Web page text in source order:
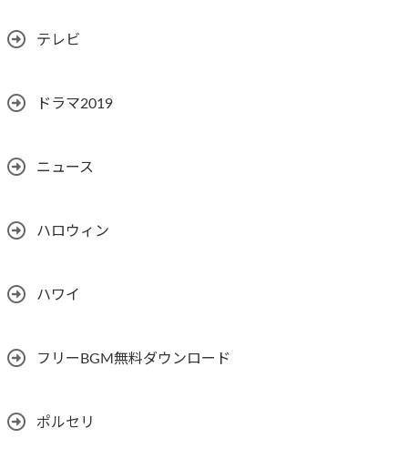
テレビ
ドラマ2019
ニュース
ハロウィン
ハワイ
フリーBGM無料ダウンロード
ポルセリ